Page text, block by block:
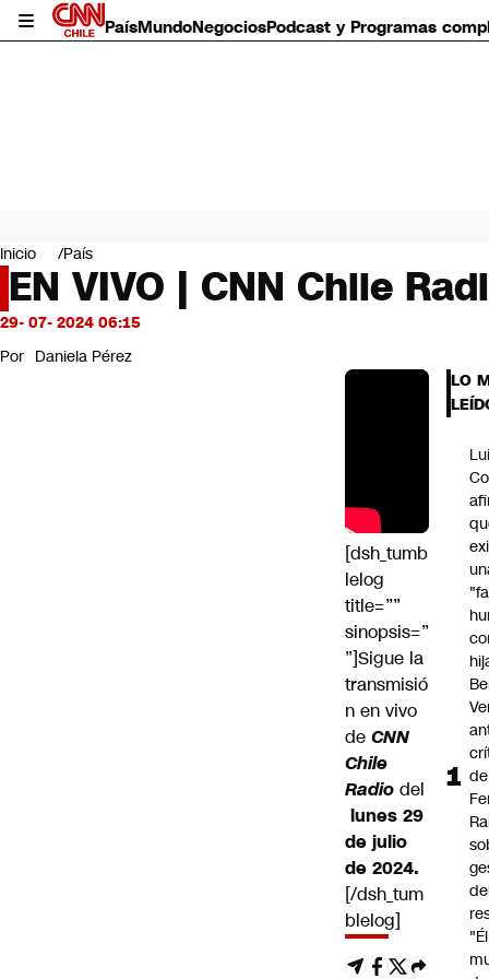
PaísMundoNegociosPodcast y Programas
Mundo
Negocios
Deportes
Programas completos
Servicios
Inicio País
EN VIVO | CNN Chile
29- 07- 2024 06:15
Por Daniela Pérez
[dsh_tumb
lelog
title=””
sinopsis=”
”]Sigue la
transmisió
n en vivo
de CNN
Chile
Radio del
lunes 29
de julio
de 2024.
[/dsh_tum
blelog]
LO
de